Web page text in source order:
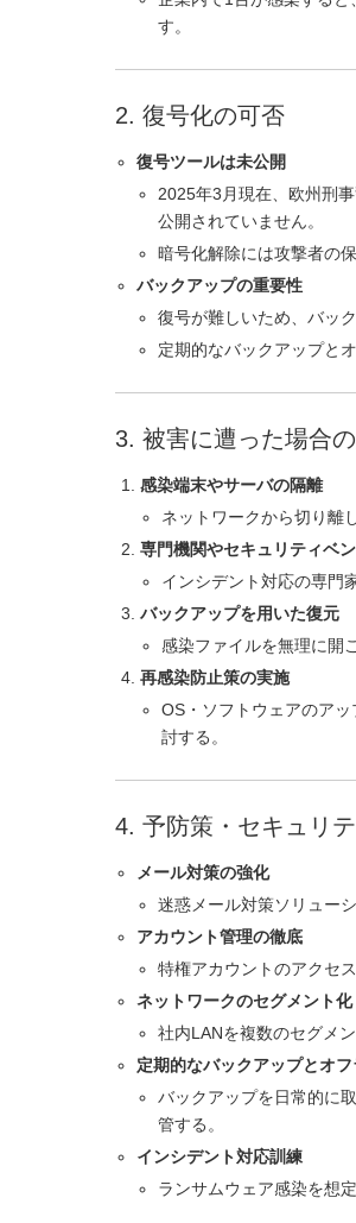
す。
2. 復号化の可否
復号ツールは未公開
2025年3月現在、欧州刑
公開されていません。
暗号化解除には攻撃者の
バックアップの重要性
復号が難しいため、バッ
定期的なバックアップと
3. 被害に遭った場合
感染端末やサーバの隔離
ネットワークから切り離
専門機関やセキュリティベ
インシデント対応の専門
バックアップを用いた復元
感染ファイルを無理に開
再感染防止策の実施
OS・ソフトウェアのア
討する。
4. 予防策・セキュリ
メール対策の強化
迷惑メール対策ソリュー
アカウント管理の徹底
特権アカウントのアクセ
ネットワークのセグメント化
社内LANを複数のセグメ
定期的なバックアップとオ
バックアップを日常的に
管する。
インシデント対応訓練
ランサムウェア感染を想